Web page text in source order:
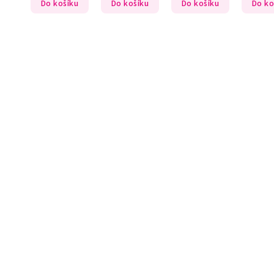
Do košíku Do košíku Do košíku Do